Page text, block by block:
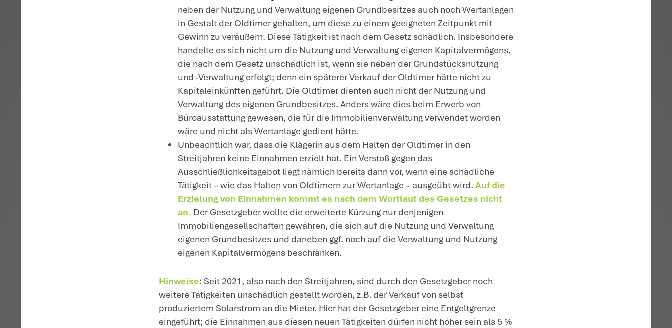
Wertanlage mit Gewinnerzielungsabsicht erworben. Sie hielt diese beiden Oldtimer
auch noch in den Streitjahren 2016 bis 2020 und hatte bis Ende 2020 noch keine
Einnahmen mit den Oldtimern erzielt. Die Klägerin beantragte für die Jahre 2016 bis
2020 die erweiterte Gewerbesteuerkürzung, die das Finanzamt wegen des Haltens
beiden Oldtimer ablehnte.
Entscheidung: Der Bundesfinanzhof (BFH) wies die hiergegen gerichtete Klage ab:
Die erweiterte Gewerbesteuerkürzung wird nur gewährt, wenn die
Immobiliengesellschaft ausschließlich eigenen Grundbesitz nutzt und verwaltet.
Nach dem Gesetz besteht also einAusschließlichkeitsgebot
eingeschränktem Umfang sind noch weitere Tätigkeiten gewerbesteuerlich
unschädlich; in den Streitjahren war dies noch das Nutzen und Verwalten
Kapitalvermögens, wenn dies neben der Nutzung und Verwaltung eigenen
Im Streitfall hat die Klägerin das Ausschließlichkeitsgebot verletzt. Denn sie hat
neben der Nutzung und Verwaltung eigenen Grundbesitzes auch noch
in Gestalt der Oldtimer gehalten, um diese zu einem geeigneten Zeitpunkt mit